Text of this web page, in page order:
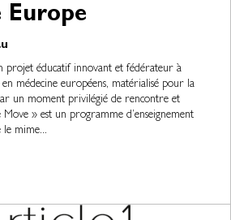
Europe
projet éducatif innovant et fédérateur à
médecine européens, matérialisé pour la
un moment privilégié de rencontre et
Move » est un programme d’enseignement
le mime...